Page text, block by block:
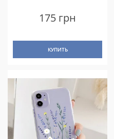
175 грн
КУПИТЬ